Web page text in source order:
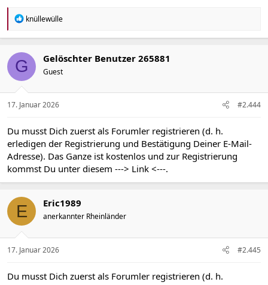
R
a
t
i
e
n
knüllewülle
G Gelöschter Benutzer 265881
Guest
17. Januar 2026 #2.444
Du musst Dich zuerst als Forumler registrieren (d. h.
erledigen der Registrierung und Bestätigung Deiner E-Mail-
Adresse). Das Ganze ist kostenlos und zur Registrierung
kommst Du unter diesem ---> Link <---.
E Eric1989
anerkannter Rheinländer
17. Januar 2026 #2.445
Du musst Dich zuerst als Forumler registrieren (d. h.